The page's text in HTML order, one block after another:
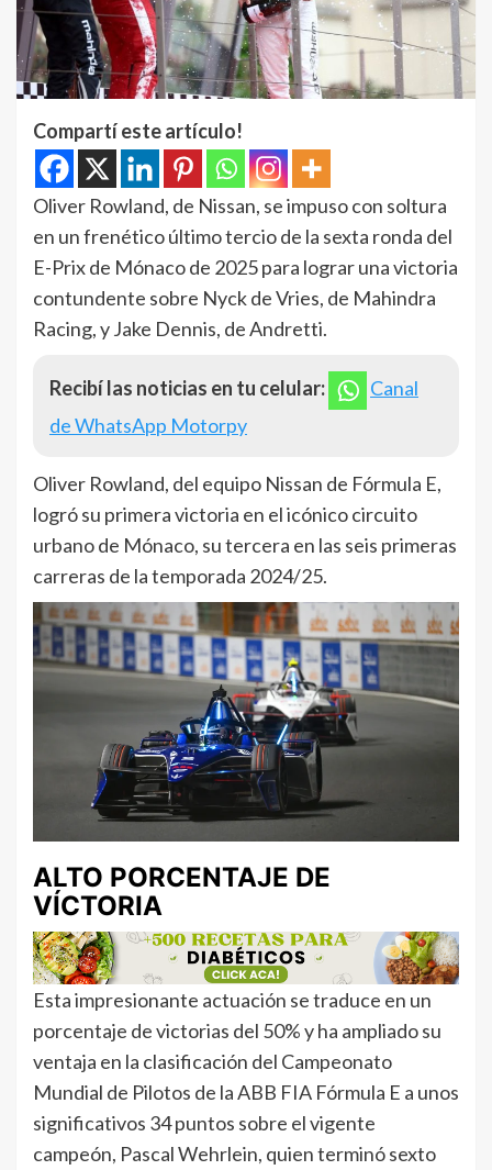
Compartí este artículo!
Oliver Rowland, de Nissan, se impuso con soltura
en un frenético último tercio de la sexta ronda del
E-Prix de Mónaco de 2025 para lograr una victoria
contundente sobre Nyck de Vries, de Mahindra
Racing, y Jake Dennis, de Andretti.
Recibí las noticias en tu celular:
Canal
de WhatsApp Motorpy
Oliver Rowland, del equipo Nissan de Fórmula E,
logró su primera victoria en el icónico circuito
urbano de Mónaco, su tercera en las seis primeras
carreras de la temporada 2024/25.
ALTO PORCENTAJE DE
VÍCTORIA
Esta impresionante actuación se traduce en un
porcentaje de victorias del 50% y ha ampliado su
ventaja en la clasificación del Campeonato
Mundial de Pilotos de la ABB FIA Fórmula E a unos
significativos 34 puntos sobre el vigente
campeón, Pascal Wehrlein, quien terminó sexto